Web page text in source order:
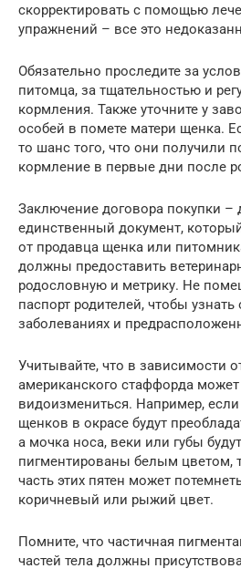
скорректировать с помощью
упражнений – все это
Обязательно проследите за
питомца, за тщательностью и
кормления. Также уточните у
особей в помете матери щенка.
то шанс того, что они получили
кормление в первые дни после
Заключение договора покупки –
единственный документ,
от продавца щенка или
должны предоставить
родословную и метрику. Не
паспорт родителей, чтобы
заболеваниях и
Учитывайте, что в зависимости
американского стаффорда может
видоизмениться. Например,
щенков в окрасе будут
а мочка носа, веки или губы
пигментированы белым цветом,
часть этих пятен может
коричневый или рыжий цвет.
Помните, что частичная
частей тела должны